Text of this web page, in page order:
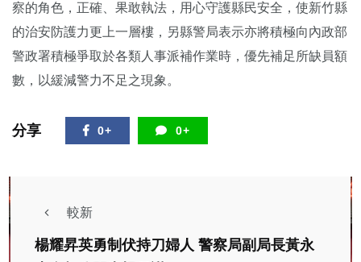
察的角色，正確、果敢執法，用心守護縣民安全，使新竹縣
的治安防護力更上一層樓，另縣警局表示亦將積極向內政部
警政署積極爭取於各類人事派補作業時，優先補足所缺員額
數，以緩減警力不足之現象。
分享 0+ 0+
較新
楊耀昇英勇制伏持刀婦人 警察局副局長黃永